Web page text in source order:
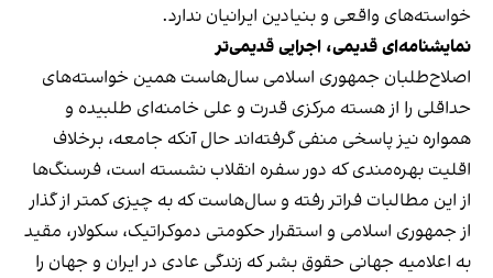
خواسته‌های واقعی و بنیادین ایرانیان ندارد.
نمایشنامه‌ای قدیمی، اجرایی قدیمی‌تر
اصلاح‌طلبان جمهوری اسلامی سال‌هاست همین خواسته‌های
حداقلی را از هسته مرکزی قدرت و علی خامنه‌ای طلبیده و
همواره نیز پاسخی منفی گرفته‌اند حال آنکه جامعه، برخلاف
اقلیت بهره‌مندی که دور سفره انقلاب نشسته است، فرسنگ‌ها
از این مطالبات فراتر رفته و سال‌هاست که به چیزی کمتر از گذار
از جمهوری اسلامی و استقرار حکومتی دموکراتیک، سکولار، مقید
به اعلامیه جهانی حقوق بشر که زندگی عادی در ایران و جهان را